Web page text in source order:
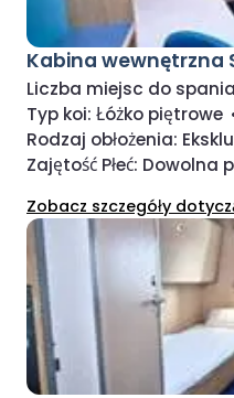
Kabina wewnętrzna
Liczba miejsc do
Typ koi: Łóżko piętrowe
Rodzaj obłożenia:
Zajętość Płeć: Dowolna
Zobacz szczegóły